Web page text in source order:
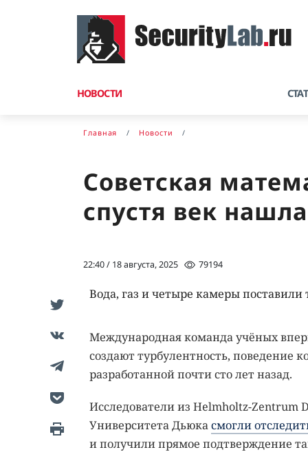
НОВОСТИ
Главная Новости
Советская
спустя век
22:40 / 18 августа, 2025 79194
Вода, газ и четыре камеры поставили
Международная команда учёных
создают турбулентность, поведение
разработанной почти сто лет назад.
Исследователи из Helmholtz-Zentrum
Университета Дьюкасмогли
и получили прямое подтверждение